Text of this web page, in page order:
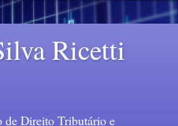
Ricetti
de Direito Tributário e